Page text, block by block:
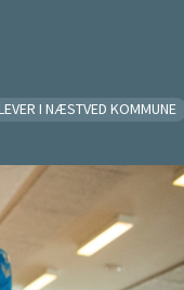
I NÆSTVED KOMMUNE